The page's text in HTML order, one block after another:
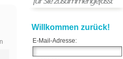
Willkommen zurück!
E-Mail-Adresse: